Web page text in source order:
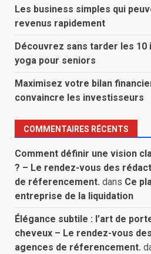
Les business simples qui
revenus rapidement
Découvrez sans tarder les 10
yoga pour seniors
Maximisez votre bilan
convaincre les investisseurs
COMMENTAIRES RÉCENTS
Comment définir une vision
? – Le rendez-vous des
de réferencement. dans Ce
entreprise de la liquidation
Élégance subtile : l’art de
cheveux – Le rendez-vous
agences de réferencement.